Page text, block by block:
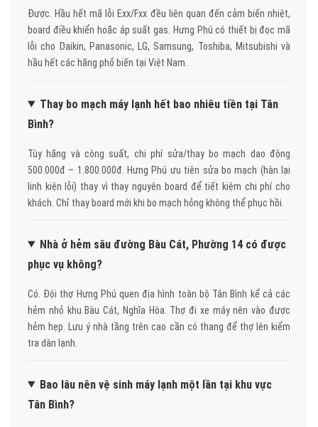
Được. Hầu hết mã lỗi Exx/Fxx đều liên quan đến cảm biến nhiệt,
board điều khiển hoặc áp suất gas. Hưng Phú có thiết bị đọc mã
lỗi cho Daikin, Panasonic, LG, Samsung, Toshiba, Mitsubishi và
hầu hết các hãng phổ biến tại Việt Nam.
Thay bo mạch máy lạnh hết bao nhiêu tiền tại Tân
Bình?
Tùy hãng và công suất, chi phí sửa/thay bo mạch dao động
500.000đ – 1.800.000đ. Hưng Phú ưu tiên sửa bo mạch (hàn lại
linh kiện lỗi) thay vì thay nguyên board để tiết kiệm chi phí cho
khách. Chỉ thay board mới khi bo mạch hỏng không thể phục hồi.
Nhà ở hẻm sâu đường Bàu Cát, Phường 14 có được
phục vụ không?
Có. Đội thợ Hưng Phú quen địa hình toàn bộ Tân Bình kể cả các
hẻm nhỏ khu Bàu Cát, Nghĩa Hòa. Thợ đi xe máy nên vào được
hẻm hẹp. Lưu ý nhà tầng trên cao cần có thang để thợ lên kiểm
tra dàn lạnh.
Bao lâu nên vệ sinh máy lạnh một lần tại khu vực
Tân Bình?